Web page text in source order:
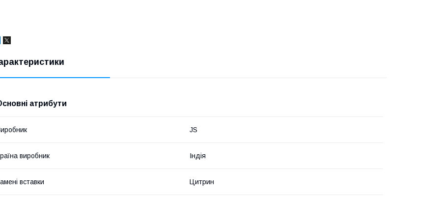
атрибути
JS
виробник Індія
вставки Цитрин